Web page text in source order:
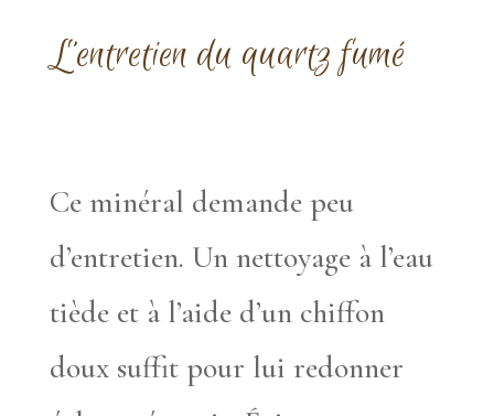
L’entretien du quartz fumé
Ce minéral demande peu
d’entretien. Un nettoyage à l’eau
tiède et à l’aide d’un chiffon
doux suffit pour lui redonner